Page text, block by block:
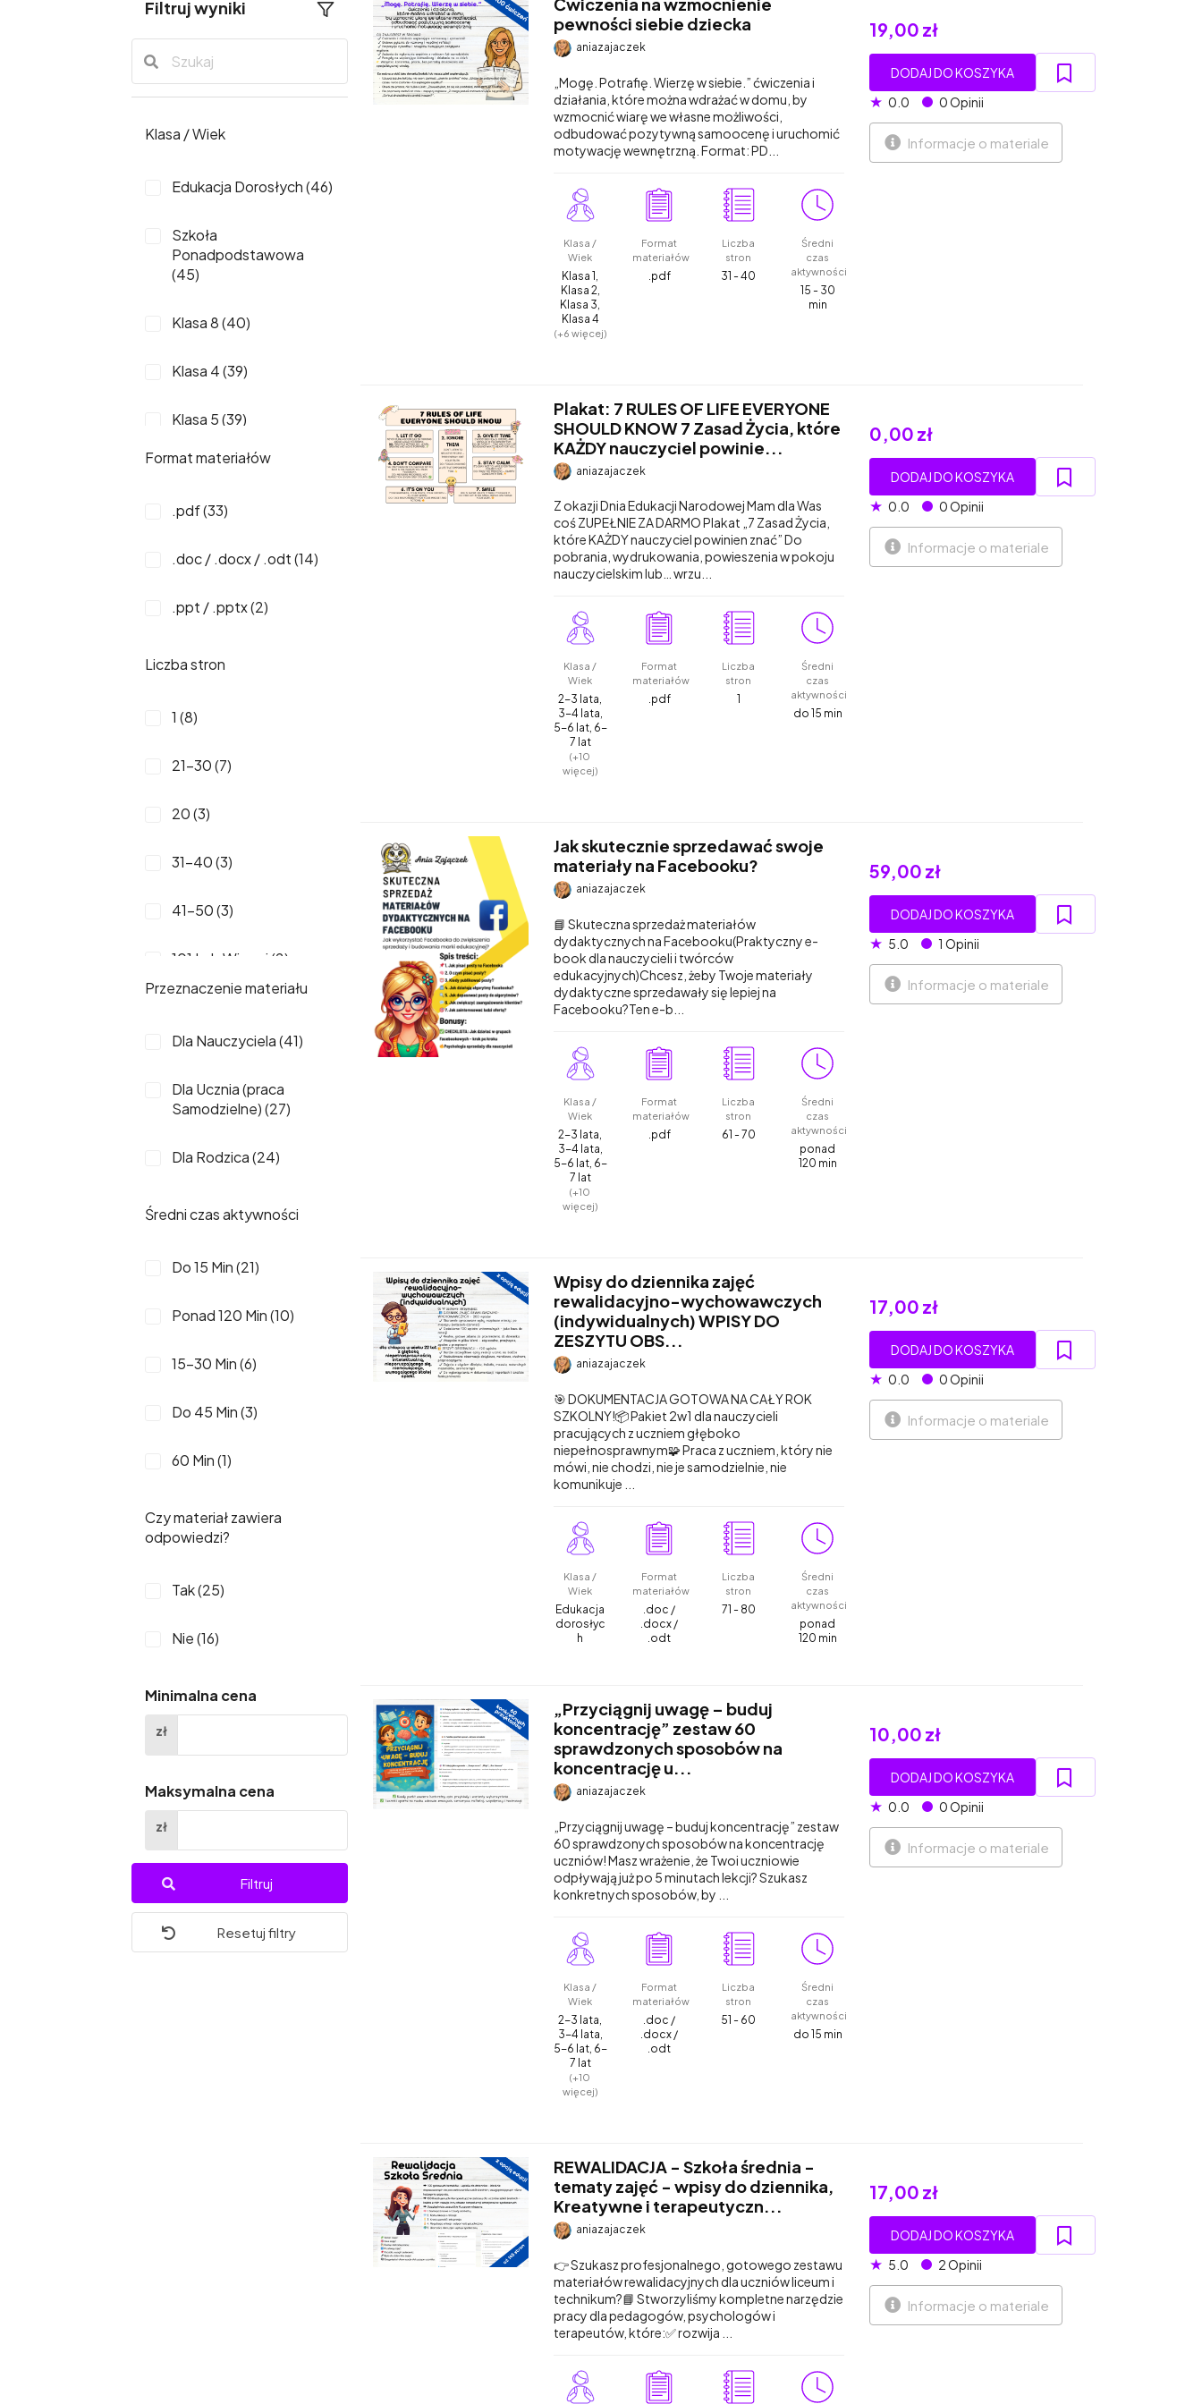
Filtruj wyniki
Klasa / Wiek
Edukacja Dorosłych (46)
Szkoła
Ponadpodstawowa
(45)
Klasa 8 (40)
Klasa 4 (39)
Klasa 5 (39)
Klasa 6 (39)
Klasa 7 (39)
Klasa 2 (38)
Klasa 3 (38)
Klasa 1 (37)
6-7 Lat (36)
2-3 Lata (34)
3-4 Lata (34)
5-6 Lat (34)
Format materiałów
.pdf (33)
.doc / .docx / .odt (14)
.ppt / .pptx (2)
Liczba stron
1 (8)
21-30 (7)
20 (3)
31-40 (3)
41-50 (3)
101 Lub Więcej (2)
10 (1)
11 (1)
9 (1)
90-100 (1)
Przeznaczenie materiału
Dla Nauczyciela (41)
Dla Ucznia (praca
Samodzielne) (27)
Dla Rodzica (24)
Średni czas aktywności
Do 15 Min (21)
Ponad 120 Min (10)
15-30 Min (6)
Do 45 Min (3)
60 Min (1)
Czy materiał zawiera
odpowiedzi?
Tak (25)
Nie (16)
Minimalna cena
zł
Maksymalna cena
zł
Filtruj
Resetuj filtry
pewności siebie dziecka
aniazajaczek
„Mogę. Potrafię. Wierzę w siebie.” ćwiczenia i
działania, które można wdrażać w domu, by
wzmocnić wiarę we własne możliwości,
odbudować pozytywną samoocenę i uruchomić
motywację wewnętrzną. Format: PD...
Klasa /
Wiek
Klasa 1,
Klasa 2,
Klasa 3,
Klasa 4
(+6 więcej)
Format
materiałów
.pdf
Liczba
stron
31 - 40
Średni
czas
aktywności
15 - 30
min
19,00 zł
DODAJ DO KOSZYKA
★ 0.0 0 Opinii
Informacje o materiale
Plakat: 7 RULES OF LIFE EVERYONE
SHOULD KNOW 7 Zasad Życia, które
KAŻDY nauczyciel powinie...
aniazajaczek
Z okazji Dnia Edukacji Narodowej Mam dla Was
coś ZUPEŁNIE ZA DARMO Plakat „7 Zasad Życia,
które KAŻDY nauczyciel powinien znać” Do
pobrania, wydrukowania, powieszenia w pokoju
nauczycielskim lub… wrzu...
Klasa /
Wiek
2-3 lata,
3-4 lata,
5-6 lat, 6-
7 lat
(+10
więcej)
Format
materiałów
.pdf
Liczba
stron
1
Średni
czas
aktywności
do 15 min
0,00 zł
DODAJ DO KOSZYKA
★ 0.0 0 Opinii
Informacje o materiale
Jak skutecznie sprzedawać swoje
materiały na Facebooku?
aniazajaczek
📘 Skuteczna sprzedaż materiałów
dydaktycznych na Facebooku(Praktyczny e-
book dla nauczycieli i twórców
edukacyjnych)Chcesz, żeby Twoje materiały
dydaktyczne sprzedawały się lepiej na
Facebooku?Ten e-b...
Klasa /
Wiek
2-3 lata,
3-4 lata,
5-6 lat, 6-
7 lat
(+10
więcej)
Format
materiałów
.pdf
Liczba
stron
61 - 70
Średni
czas
aktywności
ponad
120 min
59,00 zł
DODAJ DO KOSZYKA
★ 5.0 1 Opinii
Informacje o materiale
Wpisy do dziennika zajęć
rewalidacyjno-wychowawczych
(indywidualnych) WPISY DO
ZESZYTU OBS...
aniazajaczek
🎯 DOKUMENTACJA GOTOWA NA CAŁY ROK
SZKOLNY!📦 Pakiet 2w1 dla nauczycieli
pracujących z uczniem głęboko
niepełnosprawnym🧩 Praca z uczniem, który nie
mówi, nie chodzi, nie je samodzielnie, nie
komunikuje ...
Klasa /
Wiek
Edukacja
dorosłyc
h
Format
materiałów
.doc /
.docx /
.odt
Liczba
stron
71 - 80
Średni
czas
aktywności
ponad
120 min
17,00 zł
DODAJ DO KOSZYKA
★ 0.0 0 Opinii
Informacje o materiale
„Przyciągnij uwagę – buduj
koncentrację” zestaw 60
sprawdzonych sposobów na
koncentrację u...
aniazajaczek
„Przyciągnij uwagę – buduj koncentrację” zestaw
60 sprawdzonych sposobów na koncentrację
uczniów! Masz wrażenie, że Twoi uczniowie
odpływają już po 5 minutach lekcji? Szukasz
konkretnych sposobów, by ...
Klasa /
Wiek
2-3 lata,
3-4 lata,
5-6 lat, 6-
7 lat
(+10
więcej)
Format
materiałów
.doc /
.docx /
.odt
Liczba
stron
51 - 60
Średni
czas
aktywności
do 15 min
10,00 zł
DODAJ DO KOSZYKA
★ 0.0 0 Opinii
Informacje o materiale
REWALIDACJA - Szkoła średnia -
tematy zajęć - wpisy do dziennika,
Kreatywne i terapeutyczn...
aniazajaczek
👉 Szukasz profesjonalnego, gotowego zestawu
materiałów rewalidacyjnych dla uczniów liceum i
technikum?📘 Stworzyliśmy kompletne narzędzie
pracy dla pedagogów, psychologów i
terapeutów, które:✅ rozwija ...
17,00 zł
DODAJ DO KOSZYKA
★ 5.0 2 Opinii
Informacje o materiale